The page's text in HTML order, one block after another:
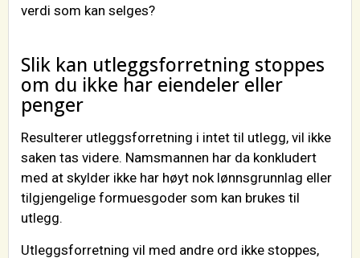
verdi som kan selges?
Slik kan utleggsforretning stoppes
om du ikke har eiendeler eller
penger
Resulterer utleggsforretning i intet til utlegg, vil ikke
saken tas videre. Namsmannen har da konkludert
med at skylder ikke har høyt nok lønnsgrunnlag eller
tilgjengelige formuesgoder som kan brukes til
utlegg.
Utleggsforretning vil med andre ord ikke stoppes,